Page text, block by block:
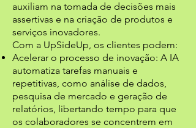
auxiliam na tomada de decisões mais
assertivas e na criação de produtos e
serviços inovadores.
Com a UpSideUp, os clientes podem:
Acelerar o processo de inovação: A IA
automatiza tarefas manuais e
repetitivas, como análise de dados,
pesquisa de mercado e geração de
relatórios, libertando tempo para que
os colaboradores se concentrem em